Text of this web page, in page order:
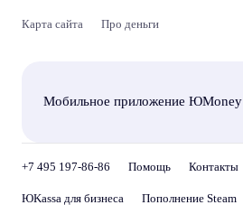
Карта сайта Про деньги
Мобильное приложение ЮMoney
+7 495 197-86-86 Помощь Контакты
ЮKassa для бизнеса Пополнение Steam